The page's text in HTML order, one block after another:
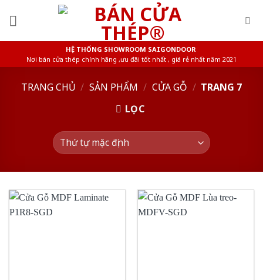
HỆ THỐNG SHOWROOM SAIGONDOOR
Nơi bán cửa thép chính hãng ,ưu đãi tốt nhất , giá rẻ nhất năm 2021
TRANG CHỦ / SẢN PHẨM / CỬA GỖ / TRANG 7
LỌC